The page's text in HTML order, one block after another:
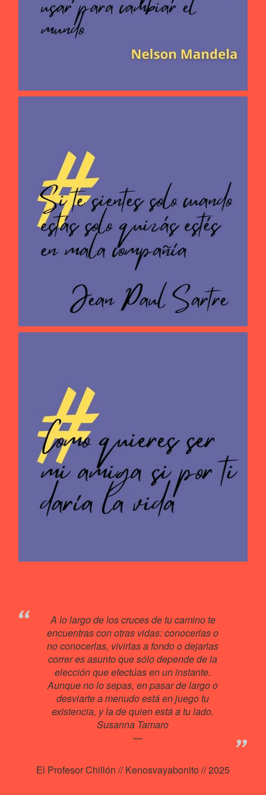
A lo largo de los cruces de tu camino te
encuentras con otras vidas: conocerlas o
no conocerlas, vivirlas a fondo o dejarlas
correr es asunto que sólo depende de la
elección que efectúas en un instante.
Aunque no lo sepas, en pasar de largo o
desviarte a menudo está en juego tu
existencia, y la de quien está a tu lado.
Susanna Tamaro
El Profesor Chillón // Kenosvayabonito // 2025